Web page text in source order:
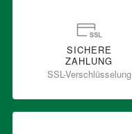
SICHERE
ZAHLUNG
SSL-Verschlüsselung